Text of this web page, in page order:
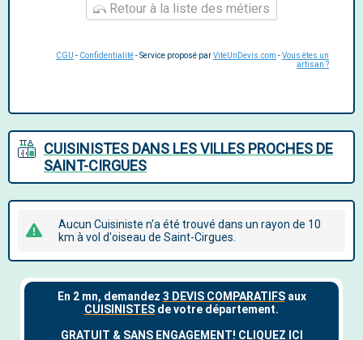
Retour à la liste des métiers
CGU - Confidentialité- Service proposé parViteUnDevis.com -Vous êtes un
artisan ?
CUISINISTES DANS LES VILLES PROCHES DE
SAINT-CIRGUES
Aucun Cuisiniste n'a été trouvé dans un rayon de 10
km à vol d'oiseau de Saint-Cirgues.